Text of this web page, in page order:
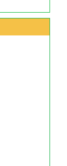
pha chế... tại